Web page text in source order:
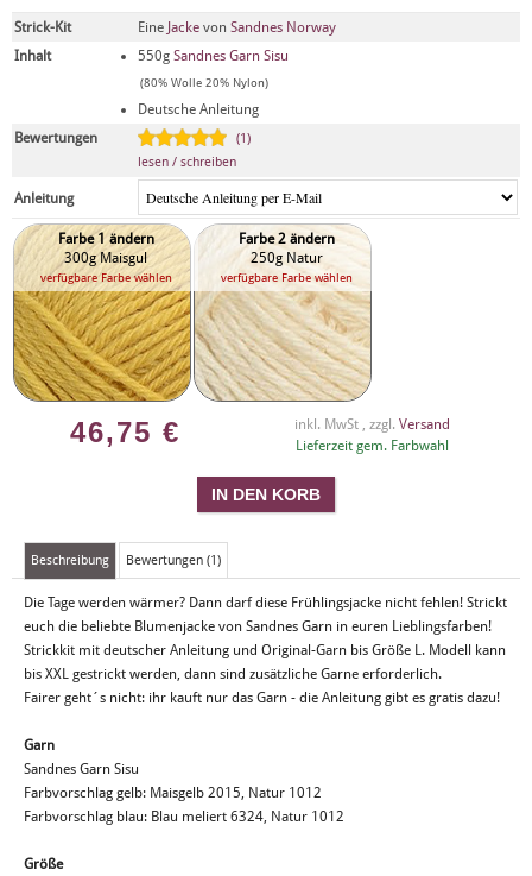
Strick-Kit Eine Jacke von Sandnes Norway
Inhalt
550g Sandnes Garn Sisu
(80% Wolle 20% Nylon)
Deutsche Anleitung
Bewertungen
(1)
lesen / schreiben
Anleitung
Farbe 1 ändern
300g Maisgul
verfügbare Farbe wählen
Farbe 2 ändern
250g Natur
verfügbare Farbe wählen
46,75 € inkl. MwSt , zzgl. Versand
Lieferzeit gem. Farbwahl
Beschreibung Bewertungen (1)
Die Tage werden wärmer? Dann darf diese Frühlingsjacke nicht fehlen! Strickt
euch die beliebte Blumenjacke von Sandnes Garn in euren Lieblingsfarben!
Strickkit mit deutscher Anleitung und Original-Garn bis Größe L. Modell kann
bis XXL gestrickt werden, dann sind zusätzliche Garne erforderlich.
Fairer geht´s nicht: ihr kauft nur das Garn - die Anleitung gibt es gratis dazu!
Garn
Sandnes Garn Sisu
Farbvorschlag gelb: Maisgelb 2015, Natur 1012
Farbvorschlag blau: Blau meliert 6324, Natur 1012
Größe